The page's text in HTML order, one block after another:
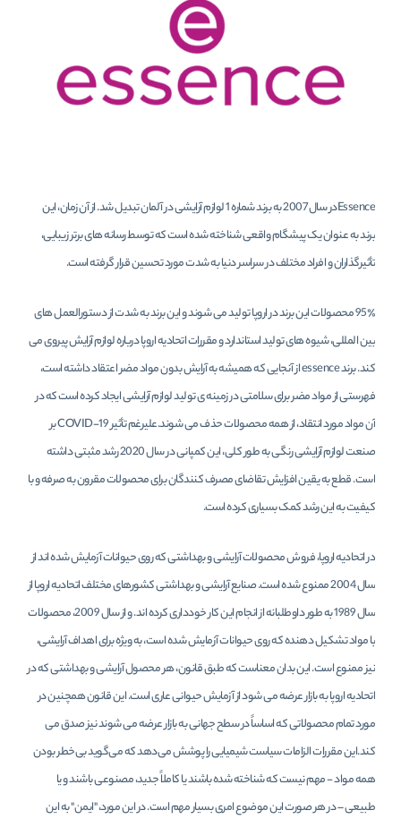
Essenceدر سال 2007 به برند شماره 1 لوازم آرایشی در آلمان تبدیل شد. از آن زمان، این
برند به عنوان یک پیشگام واقعی شناخته شده است که توسط رسانه های برتر زیبایی،
تأثیرگذاران و افراد مختلف در سراسر دنیا به شدت مورد تحسین قرار گرفته است.
95٪ محصولات این برند در اروپا تولید می شوند و این برند به شدت از دستورالعمل های
بین المللی، شیوه های تولید استاندارد و مقررات اتحادیه اروپا درباره لوازم آرایش پیروی می
کند. برند essence از آن­جایی که همیشه به آرایش بدون مواد مضر اعتقاد داشته است،
فهرستی از مواد مضر برای سلامتی در زمینه ی تولید لوازم آرایشی ایجاد کرده است که در
آن مواد مورد انتقاد، از همه محصولات حذف می شوند.علیرغم تأثیر COVID-19 بر
صنعت لوازم آرایشی رنگی به طور کلی، این کمپانی در سال 2020 رشد مثبتی داشته
است. قطع به یقین افزایش تقاضای مصرف کنندگان برای محصولات مقرون به صرفه و با
کیفیت به این رشد کمک بسیاری کرده است.
در اتحادیه اروپا، فروش محصولات آرایشی و بهداشتی که روی حیوانات آزمایش شده اند از
سال 2004 ممنوع شده است. صنایع آرایشی و بهداشتی کشورهای مختلف اتحادیه اروپا از
سال 1989 به طور داوطلبانه از انجام این کار خودداری کرده اند. و از سال 2009، محصولات
با مواد تشکیل دهنده که روی حیوانات آزمایش شده است، به ویژه برای اهداف آرایشی،
نیز ممنوع است. این بدان معناست که طبق قانون، هر محصول آرایشی و بهداشتی که در
اتحادیه اروپا به بازار عرضه می شود از آزمایش حیوانی عاری است. این قانون همچنین در
مورد تمام محصولاتی که اساساً در سطح جهانی به بازار عرضه می شوند نیز صدق می
کند.این مقررات الزامات سیاست شیمیایی را پوشش می‌دهد که می‌گوید بی‌خطر بودن
همه مواد - مهم نیست که شناخته شده باشند یا کاملاً جدید، مصنوعی باشند و یا
طبیعی – در هر صورت این موضوع امری بسیار مهم است. در این مورد، "ایمن" به این